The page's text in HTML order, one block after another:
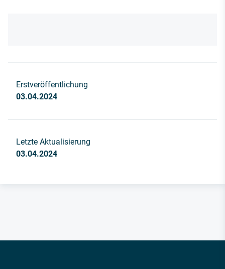
Erstveröffentlichung
03.04.2024
Letzte Aktualisierung
03.04.2024